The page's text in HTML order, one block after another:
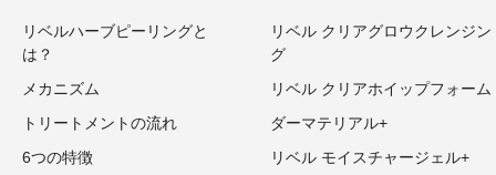
リベルハーブピーリングと
は？
メカニズム
トリートメントの流れ
6つの特徴
リベル クリアグロウクレンジン
グ
リベル クリアホイップフォーム
ダーマテリアル+
リベル モイスチャージェル+